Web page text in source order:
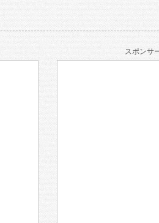
スポンサ